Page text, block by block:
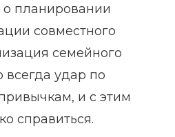
о планировании
совместного
семейного
всегда удар по
и с этим
справиться.